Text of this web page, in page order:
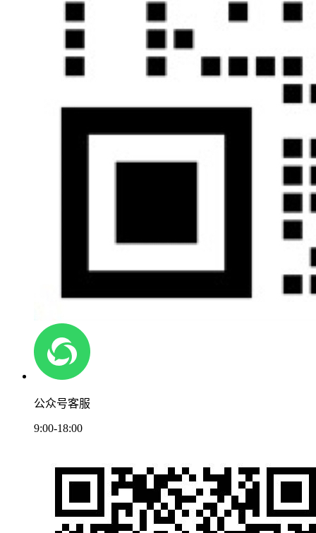
公众号客服
9:00-18:00